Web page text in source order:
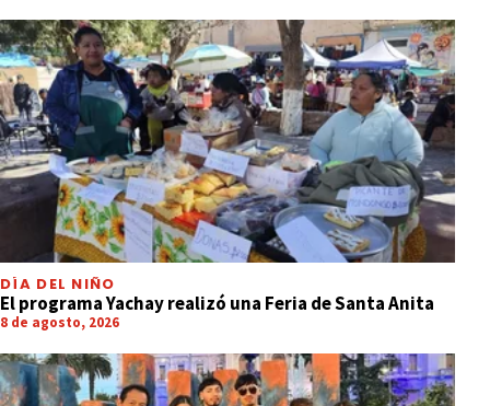
DÍA DEL NIÑO
El programa Yachay realizó una Feria de Santa Anita
8 de agosto, 2026